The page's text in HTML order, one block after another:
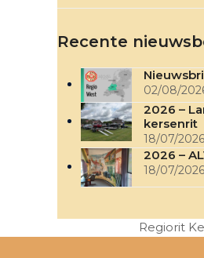
Recente
02/08/
2026 –
kersenrit
18/07/2026
2026 –
18/07/2026
next
Regiorit